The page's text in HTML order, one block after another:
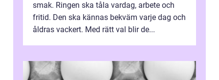
smak. Ringen ska tåla vardag, arbete och
fritid. Den ska kännas bekväm varje dag och
åldras vackert. Med rätt val blir de...